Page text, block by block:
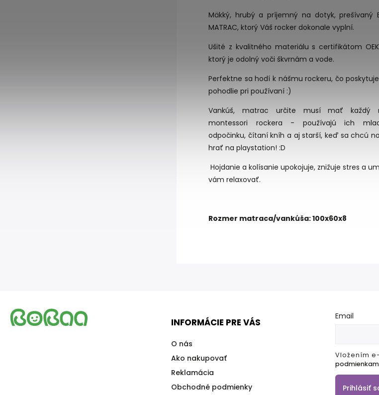
Mäkký, hrubý a príjemný na dotyk, prešívaný
MATRAC, ktorý Váš rocker dokonale vyplní.
Ušité z kvalitného materiálu s certifikátom
ktorý je odolný voči škvrnám a vode.
Perfektne sa hodí k nášmu rockeru, čo
pohodlie pri používaní :)
Vankúš, matrac určite musí mať každý
montessori rockera - používajú ich
odpočinku, čítaní kníh a aj starší, keď sa chcú
hrať na playstation! :D
Hojdanie a kolísanie upokojuje, znižuje stres a
vám relaxovať.
Rozmer matraca/vankúša: 100x60x8
INFORMÁCIE PRE VÁS
O nás
Ako nakupovať
Reklamácia
Obchodné podmienky
Email
Vložením
Prihlásiť